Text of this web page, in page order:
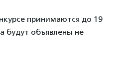
принимаются до 19
будут объявлены не